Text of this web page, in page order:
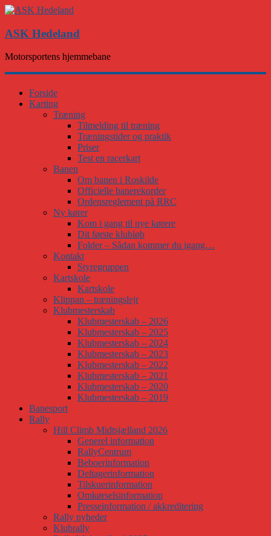
ASK Hedeland
Motorsportens hjemmebane
Forside
Karting
Træning
Tilmelding til træning
Træningstider og praktik
Priser
Test en racerkart
Banen
Om banen i Roskilde
Officielle banerekorder
Ordensreglement på RRC
Ny kører
Kom i gang til nye kørere
Dit første klubløb
Folder – Sådan kommer du igang…
Kontakt
Styregruppen
Kartskole
Kartskole
Klippan – træningslejr
Klubmesterskab
Klubmesterskab – 2026
Klubmesterskab – 2025
Klubmesterskab – 2024
Klubmesterskab – 2023
Klubmesterskab – 2022
Klubmesterskab – 2021
Klubmesterskab – 2020
Klubmesterskab – 2019
Banesport
Rally
Hill Climb Midtsjælland 2026
Generel information
RallyCentrum
Beboerinformation
Deltagerinformation
Tilskuerinformation
Omkørselsinformation
Presseinformation / akkreditering
Rally nyheder
Klubrally